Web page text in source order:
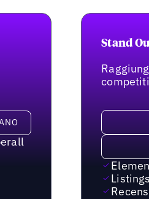
Stand
richiedi
Inizia
Listings